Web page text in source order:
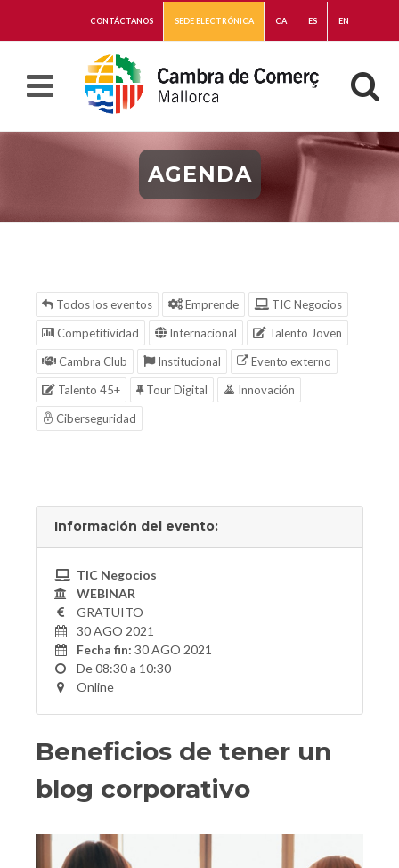
CONTÁCTANOS SEDE ELECTRÓNICA CA ES EN
AGENDA
Todos los eventos Emprende
TIC Negocios
Competitividad
Internacional
Talento Joven
Cambra Club
Institucional
Evento externo
Talento 45+
Tour Digital
Innovación
Ciberseguridad
Información del evento:
TIC Negocios
WEBINAR
GRATUITO
30 AGO 2021
Fecha fin: 30 AGO 2021
De 08:30 a 10:30
Online
Beneficios de tener un
blog corporativo